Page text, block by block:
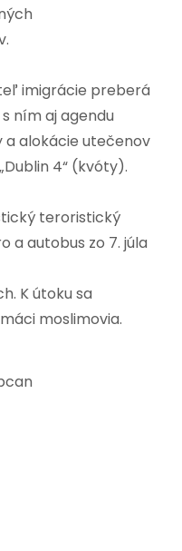
imigrácie preberá
ním aj agendu
a alokácie utečenov
4“ (kvóty).
teroristický
a autobus zo 7. júla
K útoku sa
moslimovia.